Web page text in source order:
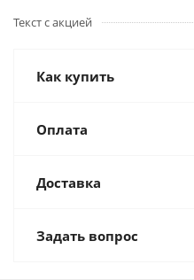
Текст с акцией
Как купить
Оплата
Доставка
Задать вопрос